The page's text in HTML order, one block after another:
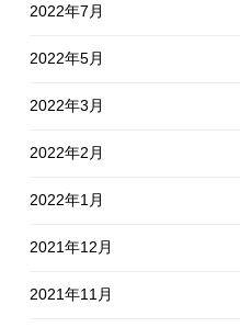
2022年7月
2022年5月
2022年3月
2022年2月
2022年1月
2021年12月
2021年11月